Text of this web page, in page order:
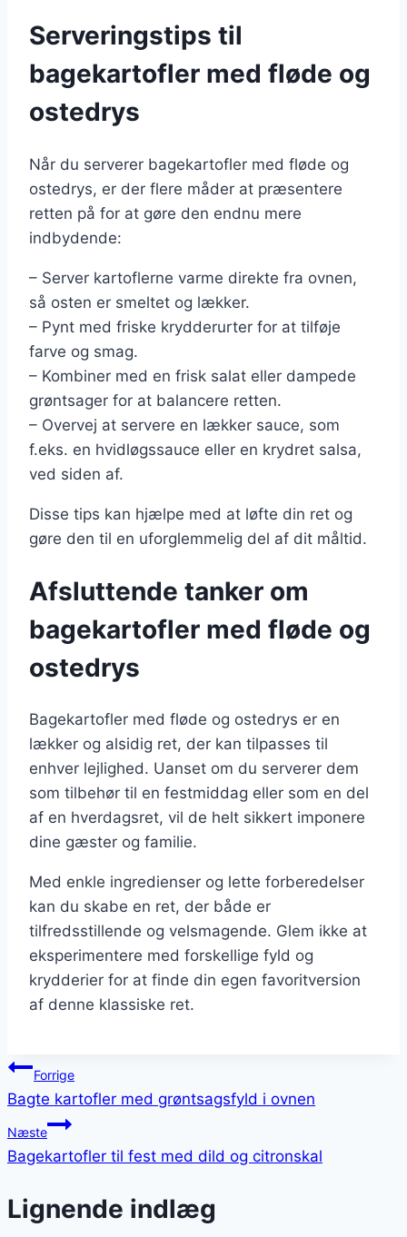
Serveringstips til
bagekartofler med fløde og
ostedrys
Når du serverer bagekartofler med fløde og
ostedrys, er der flere måder at præsentere
retten på for at gøre den endnu mere
indbydende:
– Server kartoflerne varme direkte fra ovnen,
så osten er smeltet og lækker.
– Pynt med friske krydderurter for at tilføje
farve og smag.
– Kombiner med en frisk salat eller dampede
grøntsager for at balancere retten.
– Overvej at servere en lækker sauce, som
f.eks. en hvidløgssauce eller en krydret salsa,
ved siden af.
Disse tips kan hjælpe med at løfte din ret og
gøre den til en uforglemmelig del af dit måltid.
Afsluttende tanker om
bagekartofler med fløde og
ostedrys
Bagekartofler med fløde og ostedrys er en
lækker og alsidig ret, der kan tilpasses til
enhver lejlighed. Uanset om du serverer dem
som tilbehør til en festmiddag eller som en del
af en hverdagsret, vil de helt sikkert imponere
dine gæster og familie.
Med enkle ingredienser og lette forberedelser
kan du skabe en ret, der både er
tilfredsstillende og velsmagende. Glem ikke at
eksperimentere med forskellige fyld og
krydderier for at finde din egen favoritversion
af denne klassiske ret.
Indlægsnavigation
Forrige
Bagte kartofler med grøntsagsfyld i ovnen
Næste
Bagekartofler til fest med dild og citronskal
Lignende indlæg